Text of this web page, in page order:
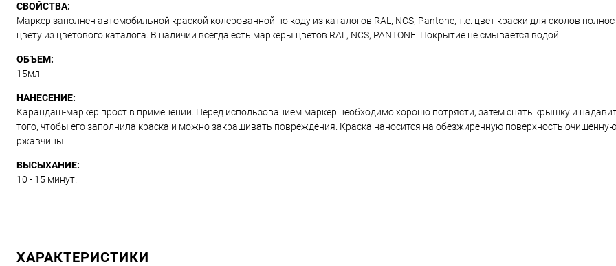
СВОЙСТВА:
Маркер заполнен автомобильной краской колерованной по коду из каталогов RAL, NCS, Pantone, т.е. цвет краски для сколов
цвету из цветового каталога. В наличии всегда есть маркеры цветов RAL, NCS, PANTONE. Покрытие не смывается водой.
ОБЪЕМ:
15мл
НАНЕСЕНИЕ:
Карандаш-маркер прост в применении. Перед использованием маркер необходимо хорошо потрясти, затем снять крышку и
того, чтобы его заполнила краска и можно закрашивать повреждения. Краска наносится на обезжиренную поверхность
ржавчины.
ВЫСЫХАНИЕ:
10 - 15 минут.
ХАРАКТЕРИСТИКИ